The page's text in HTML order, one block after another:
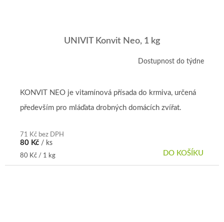
UNIVIT Konvit Neo, 1 kg
Dostupnost do týdne
71 Kč bez DPH
80 Kč / ks
Měrná
cena:
80 Kč / 1 kg DO KOŠÍKU
KONVIT NEO je vitamínová přísada do krmiva, určená
především pro mláďata drobných domácích zvířat.